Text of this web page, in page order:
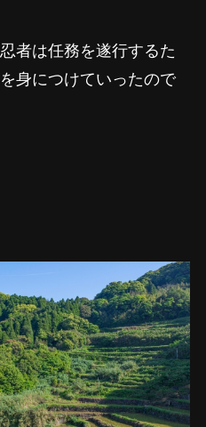
者は任務を遂行するた
身につけていったので